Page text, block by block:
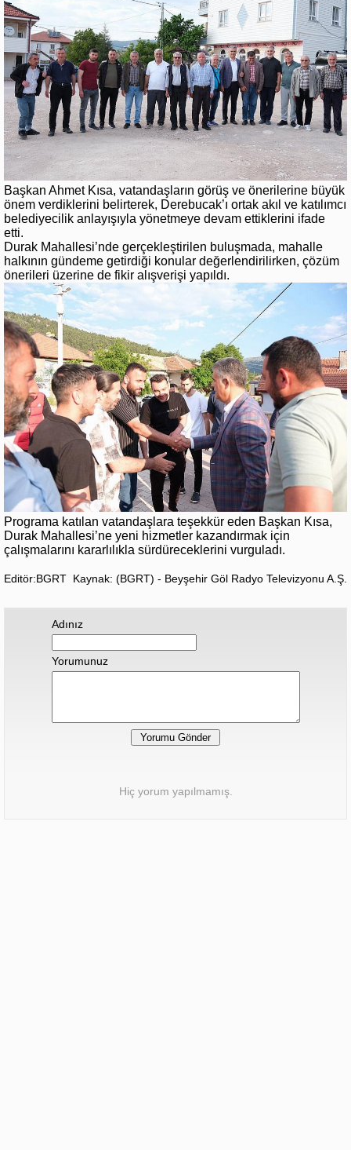
Başkan Ahmet Kısa, vatandaşların görüş ve önerilerine büyük
önem verdiklerini belirterek, Derebucak’ı ortak akıl ve katılımcı
belediyecilik anlayışıyla yönetmeye devam ettiklerini ifade
etti.
Durak Mahallesi’nde gerçekleştirilen buluşmada, mahalle
halkının gündeme getirdiği konular değerlendirilirken, çözüm
önerileri üzerine de fikir alışverişi yapıldı.
Programa katılan vatandaşlara teşekkür eden Başkan Kısa,
Durak Mahallesi’ne yeni hizmetler kazandırmak için
çalışmalarını kararlılıkla sürdüreceklerini vurguladı.
Editör:BGRT Kaynak: (BGRT) - Beyşehir Göl Radyo Televizyonu A.Ş.
Adınız
Yorumunuz
Hiç yorum yapılmamış.